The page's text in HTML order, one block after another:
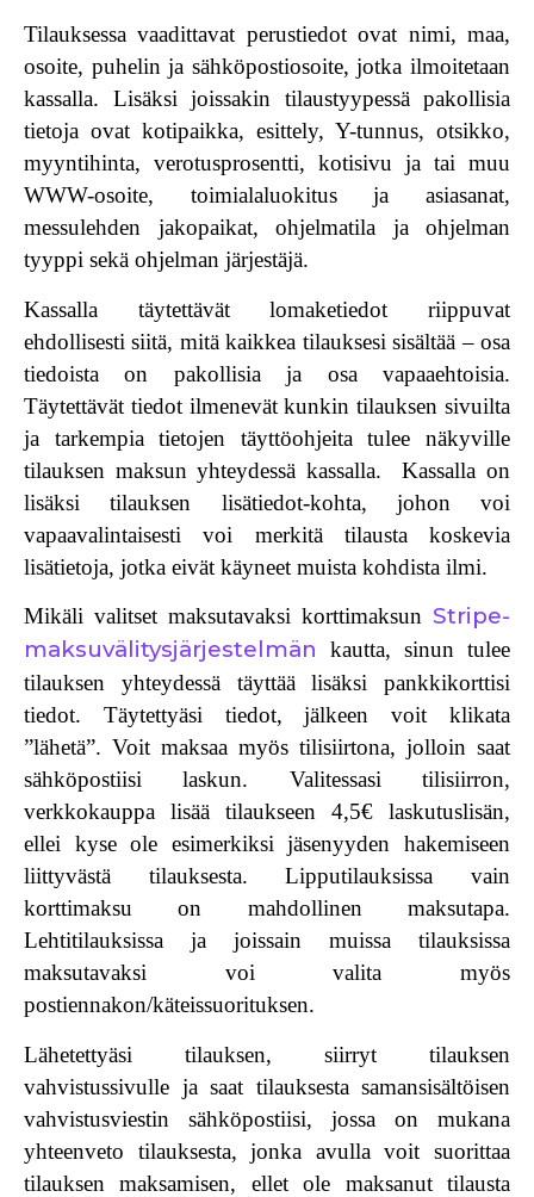
Tilauksessa vaadittavat perustiedotovat nimi, maa,
osoite, puhelin ja sähköpostiosoite, jotka ilmoitetaan
kassalla. Lisäksi joissakin tilaustyypessä pakollisia
tietoja ovat kotipaikka, esittely, Y-tunnus, otsikko,
myyntihinta, verotusprosentti, kotisivu ja tai muu
WWW-osoite, toimialaluokitus ja asiasanat,
messulehden jakopaikat, ohjelmatila ja ohjelman
tyyppi sekä ohjelman järjestäjä.
Kassalla täytettävät lomaketiedot riippuvat
ehdollisesti siitä, mitä kaikkea tilauksesi sisältää – osa
tiedoista on pakollisia ja osa vapaaehtoisia.
Täytettävät tiedot ilmenevät kunkin tilauksen sivuilta
ja tarkempia tietojen täyttöohjeita tulee näkyville
tilauksen maksun yhteydessä kassalla. Kassalla on
lisäksi tilauksen lisätiedot-kohta, johon voi
vapaavalintaisesti voi merkitä tilausta koskevia
lisätietoja, jotka eivät käyneet muista kohdista ilmi.
Mikäli valitset maksutavaksi korttimaksun Stripe-
maksuvälitysjärjestelmän kautta, sinun tulee
tilauksen yhteydessä täyttää lisäksi pankkikorttisi
tiedot. Täytettyäsi tiedot, jälkeen voit klikata
”lähetä”. Voit maksaa myös tilisiirtona, jolloin saat
sähköpostiisi laskun. Valitessasi tilisiirron,
verkkokauppa lisää tilaukseen 4,5€ laskutuslisän,
ellei kyse ole esimerkiksi jäsenyyden hakemiseen
liittyvästä tilauksesta. Lipputilauksissa vain
korttimaksu on mahdollinen maksutapa.
Lehtitilauksissa ja joissain muissa tilauksissa
maksutavaksi voi valita myös
postiennakon/käteissuorituksen.
Lähetettyäsi tilauksen, siirryt tilauksen
vahvistussivulle ja saat tilauksesta samansisältöisen
vahvistusviestin sähköpostiisi, jossa on mukana
yhteenveto tilauksesta, jonka avulla voit suorittaa
tilauksen maksamisen, ellet ole maksanut tilausta